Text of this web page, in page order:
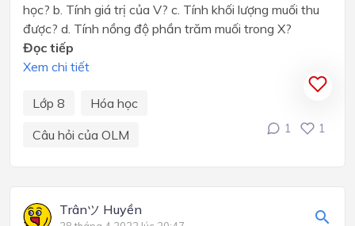
học? b. Tính giá trị của V? c. Tính khối lượng muối thu
được? d. Tính nồng độ phần trăm muối trong X?
Đọc tiếp
Xem chi tiết
Lớp 8
Hóa học
Câu hỏi của OLM
1 1
Trânツ Huyền